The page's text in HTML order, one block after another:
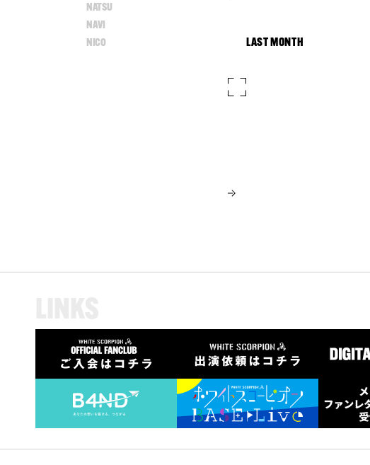
NATSU
NAVI
NICO
LAST MONTH